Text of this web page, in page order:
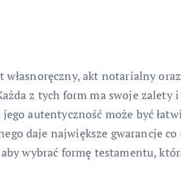
akt notarialny oraz
z tych form ma swoje zalety i
autentyczność może być
daje największe gwarancje co
wybrać formę testamentu,